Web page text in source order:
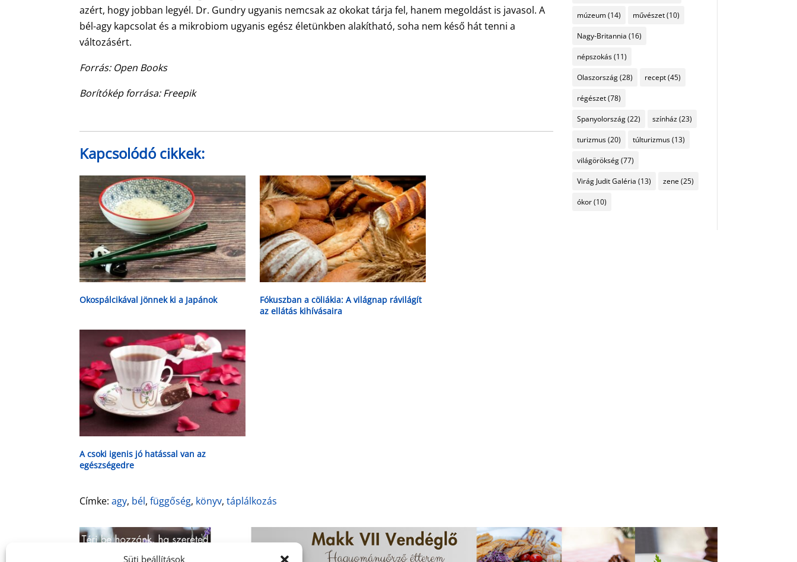
Süti beállítások
azért, hogy jobban legyél. Dr. Gundry ugyanis nemcsak az okokat tárja fel, hanem megoldást is javasol. A
bél-agy kapcsolat és a mikrobiom ugyanis egész életünkben alakítható, soha nem késő hát tenni a
változásért.
Forrás: Open Books
Borítókép forrása: Freepik
Kapcsolódó cikkek:
Okospálcikával jönnek ki a Japánok
Fókuszban a cöliákia: A világnap rávilágít
az ellátás kihívásaira
A csoki igenis jó hatással van az
egészségedre
Címke:agy, bél,függőség, könyv,táplálkozás
múzeum(14) művészet(10)
Nagy-Britannia (16)
népszokás(11)
Olaszország(28) recept(45)
régészet(78)
Spanyolország(22) színház(23)
turizmus(20) túlturizmus(13)
világörökség(77)
Virág Judit Galéria (13) zene (25)
ókor(10)